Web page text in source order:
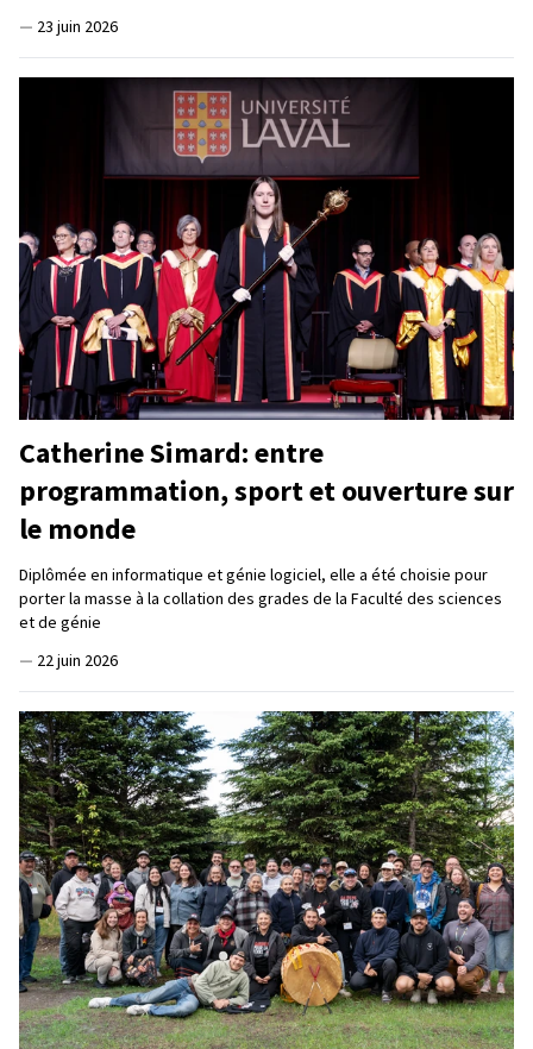
— 23 juin 2026
Catherine Simard: entre
programmation, sport et ouverture sur
le monde
Diplômée en informatique et génie logiciel, elle a été choisie pour
porter la masse à la collation des grades de la Faculté des sciences
et de génie
— 22 juin 2026